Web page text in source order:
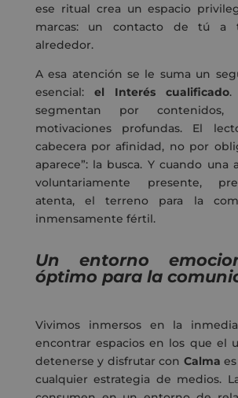
ese ritual crea un espacio
marcas: un contacto de tú a
alrededor.
A esa atención se le suma un
esencial: el Interés cualificado.
segmentan por contenidos,
motivaciones profundas. El
cabecera por afinidad, no por
aparece”: la busca. Y cuando una
voluntariamente presente,
atenta, el terreno para la
inmensamente fértil.
Un entorno
óptimo para la
Vivimos inmersos en la
encontrar espacios en los que el
detenerse y disfrutar con Calma
cualquier estrategia de medios.